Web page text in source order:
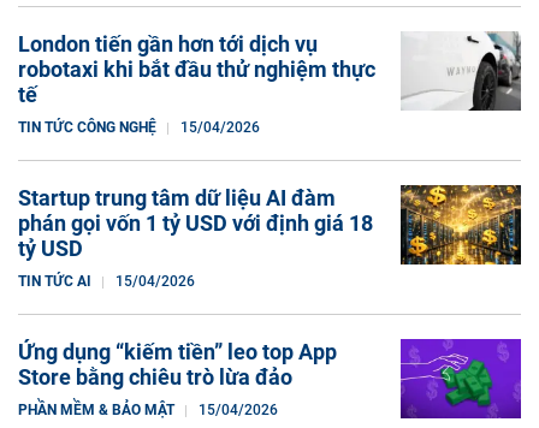
London tiến gần hơn tới dịch vụ
robotaxi khi bắt đầu thử nghiệm thực
tế
TIN TỨC CÔNG NGHỆ 15/04/2026
Startup trung tâm dữ liệu AI đàm
phán gọi vốn 1 tỷ USD với định giá 18
tỷ USD
TIN TỨC AI 15/04/2026
Ứng dụng “kiếm tiền” leo top App
Store bằng chiêu trò lừa đảo
PHẦN MỀM & BẢO MẬT 15/04/2026